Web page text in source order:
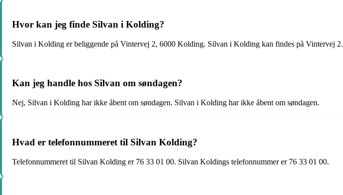
Hvor kan jeg finde Silvan i Kolding?
Silvan i Kolding er beliggende på Vintervej 2, 6000 Kolding. Silvan i Kolding kan findes på Vintervej 2.
Kan jeg handle hos Silvan om søndagen?
Nej, Silvan i Kolding har ikke åbent om søndagen. Silvan i Kolding har ikke åbent om søndagen.
Hvad er telefonnummeret til Silvan Kolding?
Telefonnummeret til Silvan Kolding er 76 33 01 00. Silvan Koldings telefonnummer er 76 33 01 00.